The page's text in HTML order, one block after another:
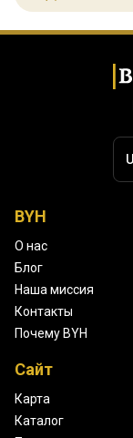
BYH
О нас
Блог
Наша миссия
Контакты
Почему BYH
Сайт
Карта
Каталог